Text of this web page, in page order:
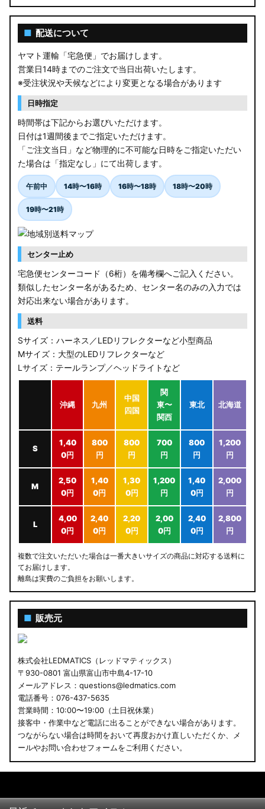
■ 配送について
ヤマト運輸「宅急便」でお届けします。
営業日14時までのご注文で当日出荷いたします。
※受注状況や天候などにより変更となる場合があります
日時指定
時間帯は下記からお選びいただけます。
日付は1週間後までご指定いただけます。
「ご注文当日」など物理的に不可能な日時をご指定いただい
た場合は「指定なし」にて出荷します。
午前中 14時〜16時 16時〜18時 18時〜20時
19時〜21時
センター止め
宅急便センターコード（6桁）を備考欄へご記入ください。
類似したセンター名があるため、センター名のみの入力では
対応出来ない場合があります。
送料
Sサイズ：ハーネス／LEDリフレクターなど小型商品
Mサイズ：大型のLEDリフレクターなど
Lサイズ：テールランプ／ヘッドライトなど
沖縄 九州
中国
四国
関
東〜
関西
東北 北海道
S
1,40
0円
800
円
800
円
700
円
800
円
1,200
円
M
2,50
0円
1,40
0円
1,30
0円
1,200
円
1,40
0円
2,000
円
L
4,00
0円
2,40
0円
2,20
0円
2,00
0円
2,40
0円
2,800
円
複数で注文いただいた場合は一番大きいサイズの商品に対応する送料に
てお届けします。
離島は実費のご負担をお願いします。
■ 販売元
株式会社LEDMATICS（レッドマティックス）
〒930-0801 富山県富山市中島4-17-10
メールアドレス：questions@ledmatics.com
電話番号：076-437-5635
営業時間：10:00〜19:00（土日祝休業）
接客中・作業中など電話に出ることができない場合があります。
つながらない場合は時間をおいて再度おかけ直しいただくか、メ
ールやお問い合わせフォームをご利用ください。